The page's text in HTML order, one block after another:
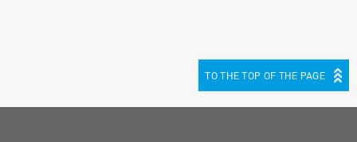
TO THE TOP OF THE PAGE